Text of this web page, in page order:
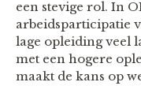
een stevige rol. In
arbeidsparticipatie
lage opleiding veel
met een hogere
maakt de kans op